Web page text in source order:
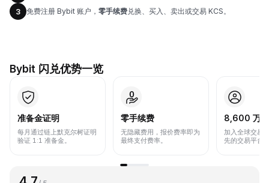
3
免费注册 Bybit 账户， 零手续费 兑换、买入、卖出或交易 KCS。
Bybit 闪兑优势一览
准备金证明
每月通过链上默克尔树证明
验证 1:1 准备金。
零手续费
无隐藏费用，报价费率即为
最终支付费率。
8,600 万+
加入全球交易
先的交易平台